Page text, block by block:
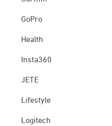
GoPro
Health
Insta360
JETE
Lifestyle
Logitech